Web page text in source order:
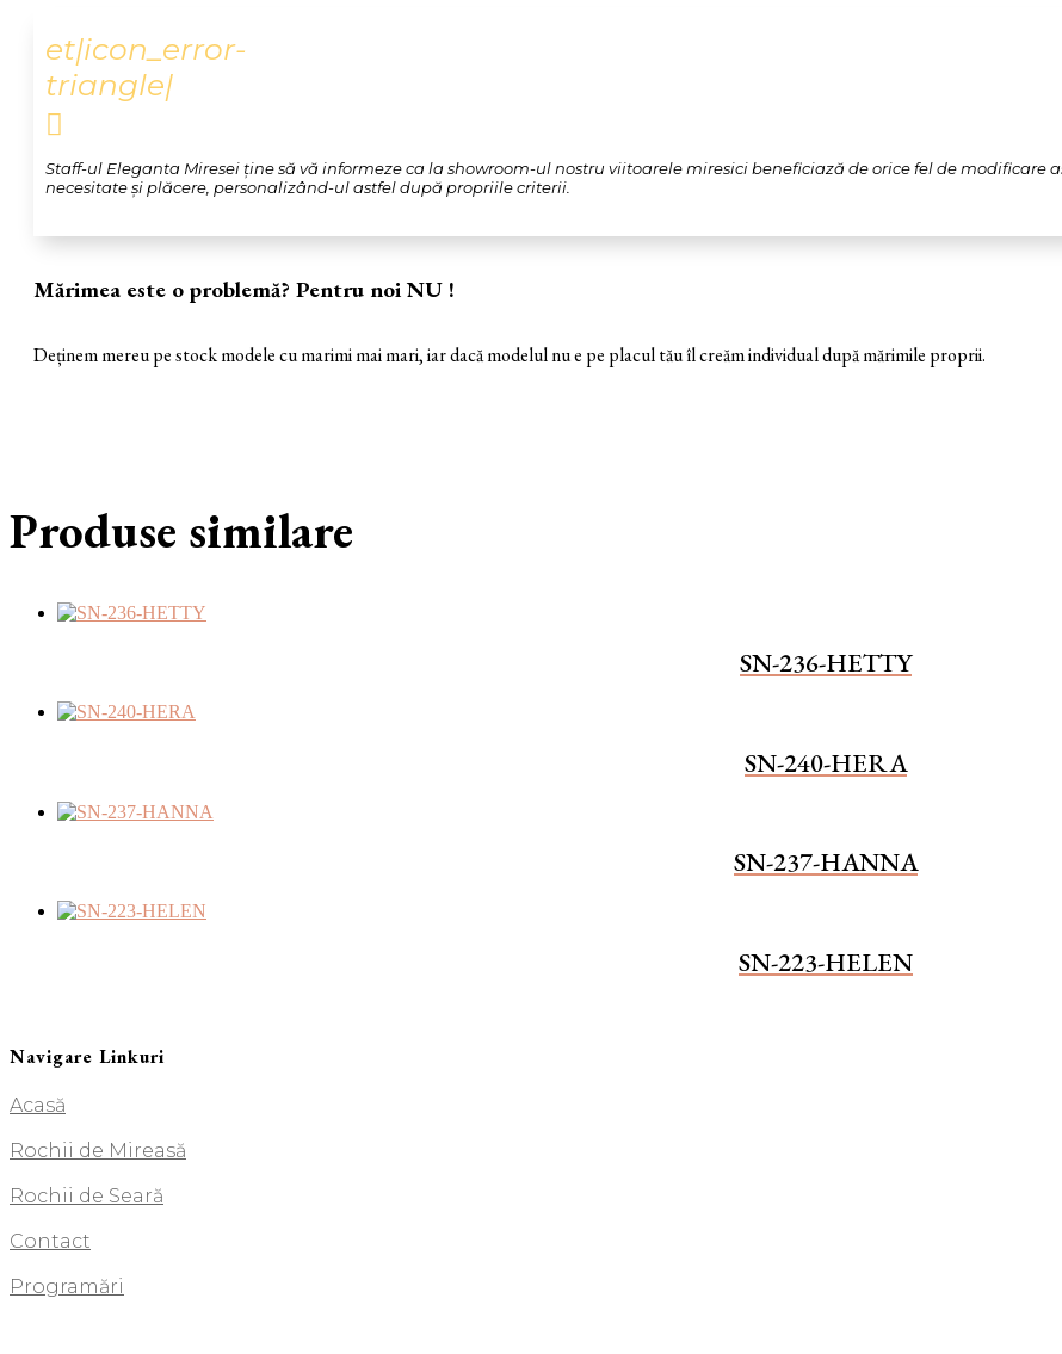
et|icon_error-
triangle|

Staff-ul Eleganta Miresei ține să vă informeze ca la showroom-ul nostru viitoarele miresici beneficiază de orice fel de modificare
necesitate și plăcere, personalizând-ul astfel după propriile criterii.
Mărimea este o problemă? Pentru noi NU !
Deținem mereu pe stock modele cu marimi mai mari, iar dacă modelul nu e pe placul tău îl creăm individual după mărimile proprii.
Produse similare
SN-236-HETTY
SN-240-HERA
SN-237-HANNA
SN-223-HELEN
Navigare Linkuri
Acasă
Rochii de Mireasă
Rochii de Seară
Contact
Programări